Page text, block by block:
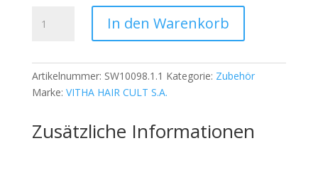
Soft
-
10
Stück
In den Warenkorb
Artikelnummer: SW10098.1.1 Kategorie: Zubehör
Marke: VITHA HAIR CULT S.A.
Zusätzliche Informationen